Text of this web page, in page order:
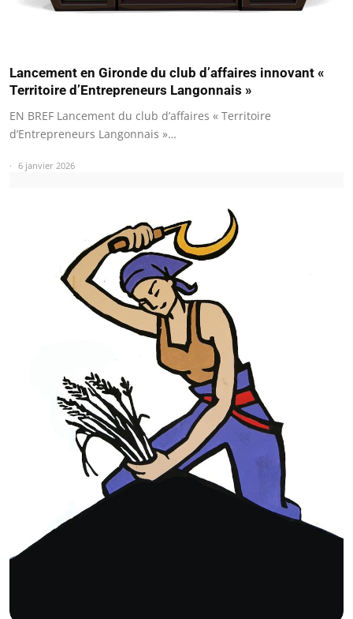
Lancement en Gironde du club d’affaires innovant «
Territoire d’Entrepreneurs Langonnais »
EN BREF Lancement du club d’affaires « Territoire
d’Entrepreneurs Langonnais »…
6 janvier 2026